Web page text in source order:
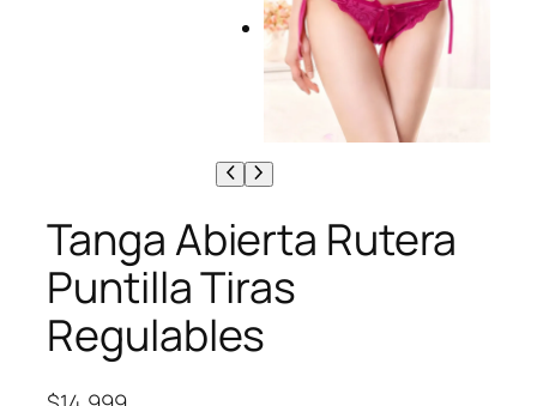
Tanga Abierta Rutera
Puntilla Tiras
Regulables